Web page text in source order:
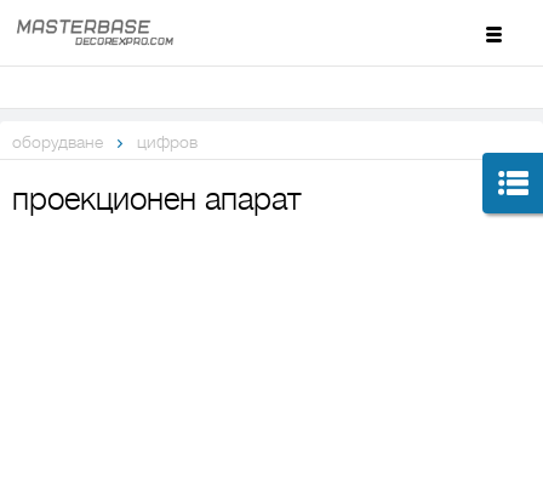
оборудване цифров
проекционен апарат